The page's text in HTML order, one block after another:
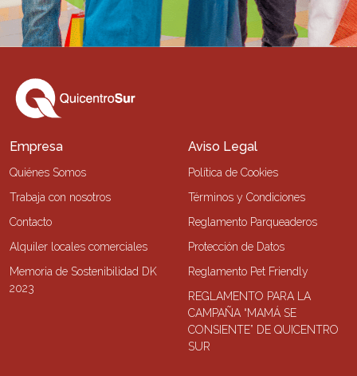
Empresa
Quiénes Somos
Trabaja con nosotros
Contacto
Alquiler locales comerciales
Memoria de Sostenibilidad DK
2023
Aviso Legal
Política de Cookies
Términos y Condiciones
Reglamento Parqueaderos
Protección de Datos
Reglamento Pet Friendly
REGLAMENTO PARA LA
CAMPAÑA “MAMÁ SE
CONSIENTE” DE QUICENTRO
SUR